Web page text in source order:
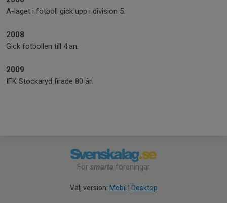
A-laget i fotboll gick upp i division 5.
2008
Gick fotbollen till 4:an.
2009
IFK Stockaryd firade 80 år.
För smarta föreningar
Välj version: Mobil Desktop